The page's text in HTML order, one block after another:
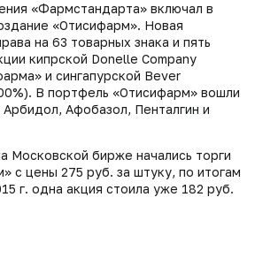
«Фармстандарта» включал в
«Отисифарм». Новая
на 63 товарных знака и пять
кипрской Donelle Company
и сингапурской Bever
В портфель «Отисифарм» вошли
Афобазол, Пенталгин и
Московской бирже начались торги
с цены 275 руб. за штуку, по итогам
г. одна акция стоила уже 182 руб.